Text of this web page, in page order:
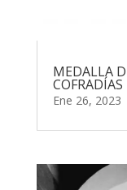
MEDALLA
COFRADÍAS
Ene 26, 2023